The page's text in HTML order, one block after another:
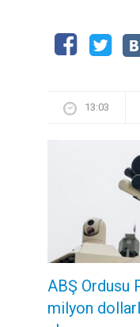
13:03
ABŞ Ordusu
milyon